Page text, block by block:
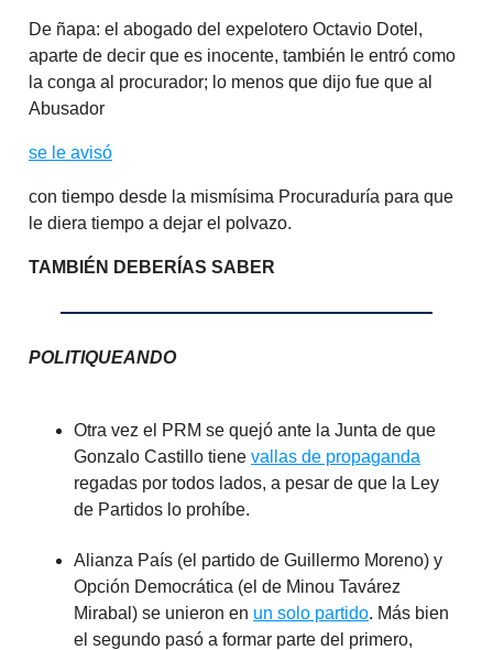
De ñapa: el abogado del expelotero Octavio Dotel,
aparte de decir que es inocente, también le entró como
la conga al procurador; lo menos que dijo fue que al
Abusador
se le avisó
con tiempo desde la mismísima Procuraduría para que
le diera tiempo a dejar el polvazo.
TAMBIÉN DEBERÍAS SABER
POLITIQUEANDO
Otra vez el PRM se quejó ante la Junta de que
Gonzalo Castillo tiene vallas de propaganda
regadas por todos lados, a pesar de que la Ley
de Partidos lo prohíbe.
Alianza País (el partido de Guillermo Moreno) y
Opción Democrática (el de Minou Tavárez
Mirabal) se unieron en un solo partido. Más bien
el segundo pasó a formar parte del primero,